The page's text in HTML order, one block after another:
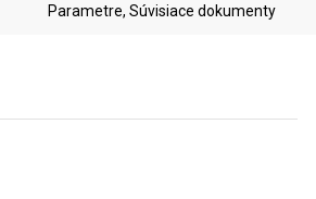
Parametre, Súvisiace dokumenty